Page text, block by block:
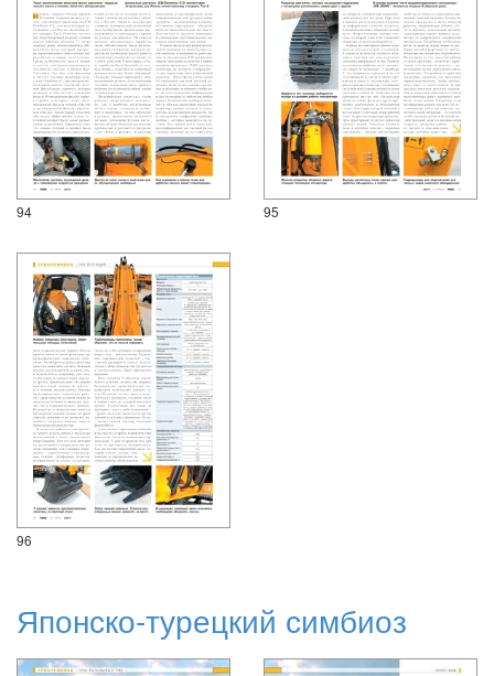
94 95
96
Японско-турецкий симбиоз